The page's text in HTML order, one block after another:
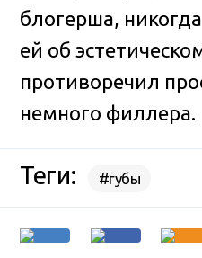
блогерша,
ей об
противоречил
немного филлера.
Теги: #губы